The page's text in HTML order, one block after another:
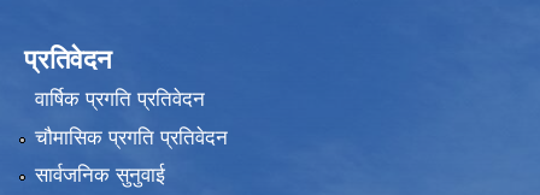
प्रतिवेदन
वार्षिक प्रगति प्रतिवेदन
चौमासिक प्रगति प्रतिवेदन
सार्वजनिक सुनुवाई